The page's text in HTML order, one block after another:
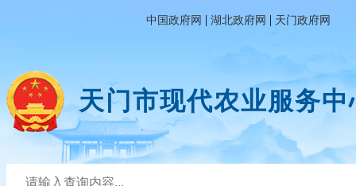
中国政府网 | 湖北政府网 | 天门政府网
天门市现代农业服务中